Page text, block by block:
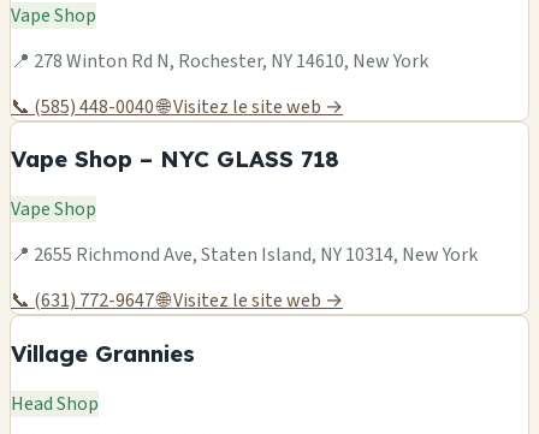
Vape Shop
📍 278 Winton Rd N, Rochester, NY 14610, New York
📞 (585) 448-0040🌐 Visitez le site web →
Vape Shop – NYC GLASS 718
Vape Shop
📍 2655 Richmond Ave, Staten Island, NY 10314, New York
📞 (631) 772-9647🌐 Visitez le site web →
Village Grannies
Head Shop